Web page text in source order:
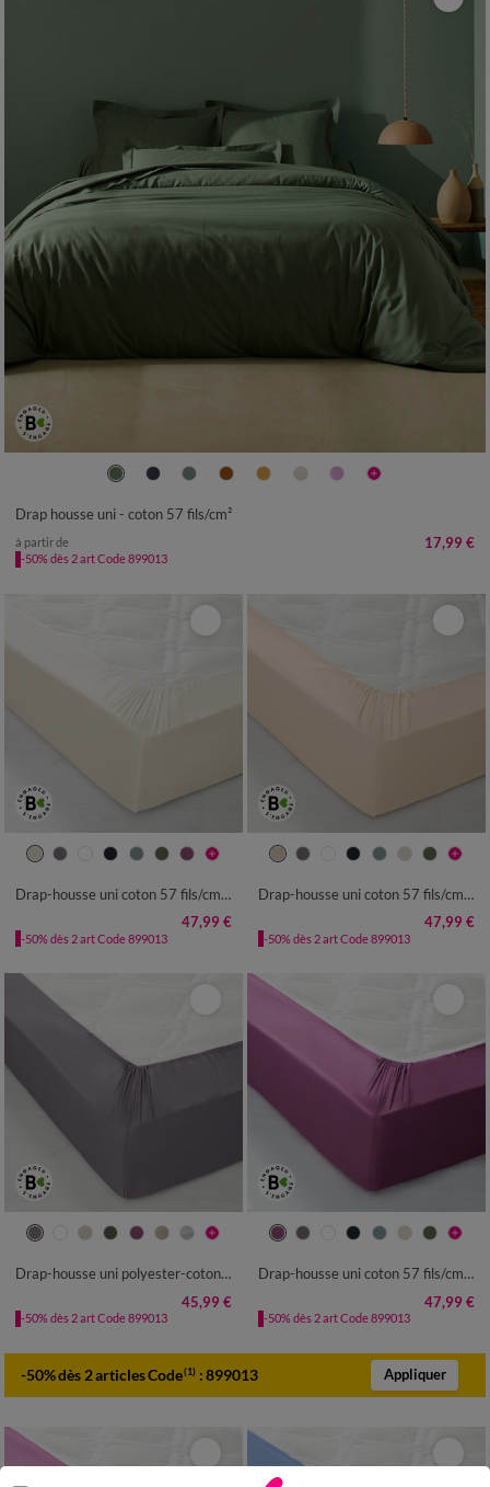
Drap housse uni - coton 57 fils/cm²
à partir de 17,99 €
-50% dès 2 art Code 899013
Drap-housse uni coton 57 fils/cm² - bonnet 32 cm
47,99 €
-50% dès 2 art Code 899013
Drap-housse uni coton 57 fils/cm² - bonnet 32 cm
47,99 €
-50% dès 2 art Code 899013
Drap-housse uni polyester-coton 57 fils/cm² - bonnet 32 cm
45,99 €
-50% dès 2 art Code 899013
Drap-housse uni coton 57 fils/cm² - bonnet 32 cm
47,99 €
-50% dès 2 art Code 899013
-50% dès 2 articles Code(1) :899013 Appliquer